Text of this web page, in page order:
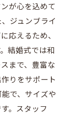
が心を込めて
ジュンブライ
応えるため、
結婚式では和
まで、豊富な
りをサポート
で、サイズや
。スタッフ